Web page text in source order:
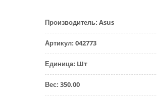
Производитель: Asus
Артикул: 042773
Единица: Шт
Вес: 350.00